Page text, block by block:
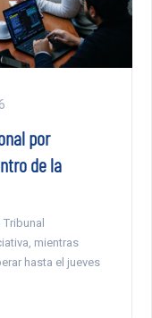
por
de la
mientras
hasta el jueves